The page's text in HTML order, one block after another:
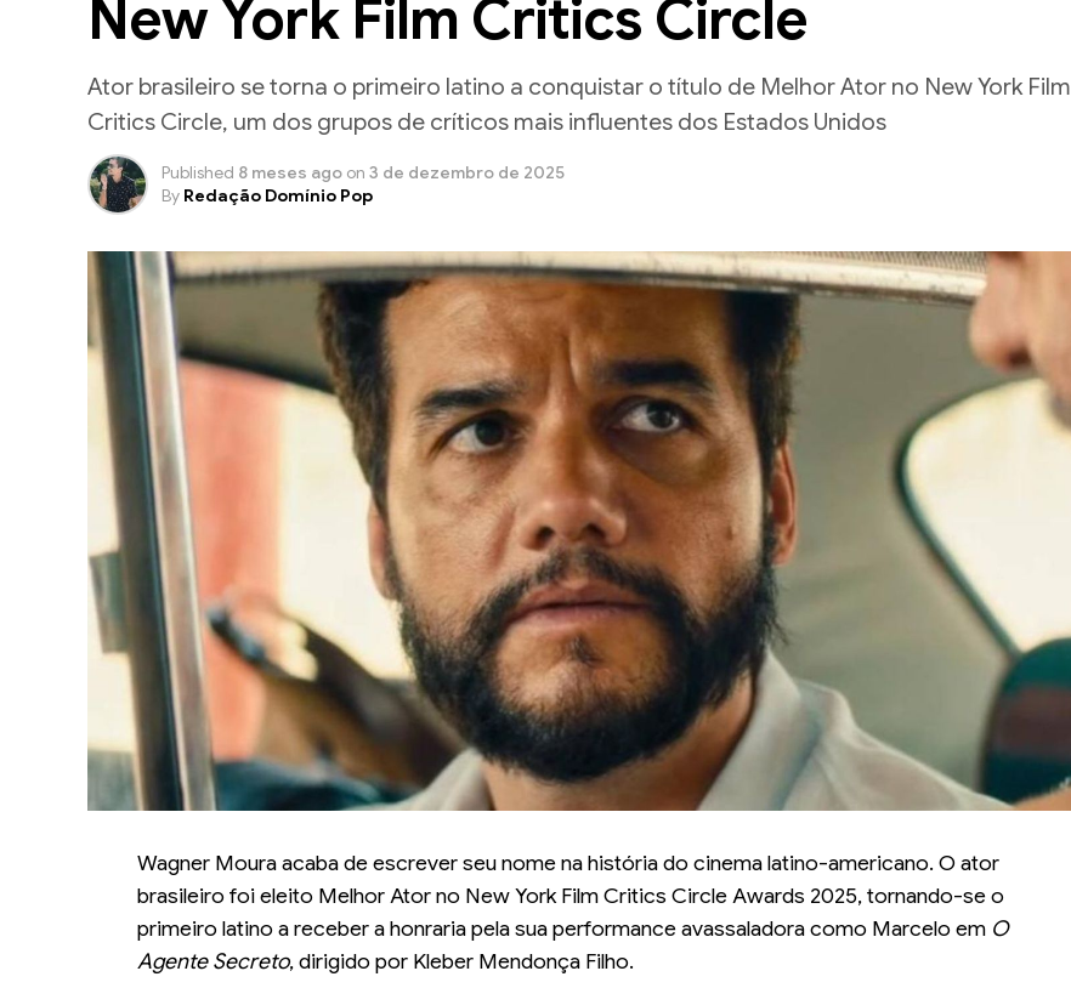
New York Film Critics Circle
Ator brasileiro se torna o primeiro latino a conquistar o título de Melhor Ator no New York Film
Critics Circle, um dos grupos de críticos mais influentes dos Estados Unidos
Published 8 meses ago on 3 de dezembro de 2025
By Redação Domínio Pop
Wagner Moura acaba de escrever seu nome na história do cinema latino-americano. O ator
brasileiro foi eleito Melhor Ator no New York Film Critics Circle Awards 2025, tornando-se o
primeiro latino a receber a honraria pela sua performance avassaladora como Marcelo em O
Agente Secreto, dirigido por Kleber Mendonça Filho.